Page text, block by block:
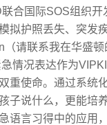
合国际SOS组织
拟护照丢失、突发
（请联系我在华盛
情况表达作为
重使命。通过系统
子说什么，更能培
语言习得中的应用